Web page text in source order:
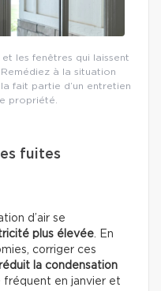
les fenêtres qui laissent
à la situation
fait partie d’un entretien
propriété.
fuites
d’air se
plus élevée. En
corriger ces
réduit la condensation
fréquent en janvier et